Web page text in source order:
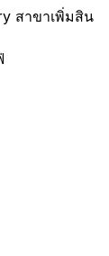
สาขาเพิ่มสิน